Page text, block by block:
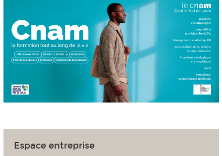
Espace entreprise